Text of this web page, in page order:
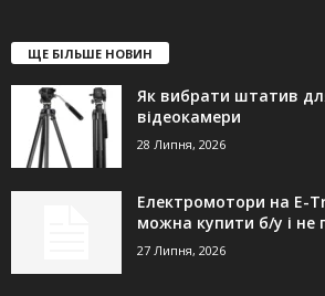
ЩЕ БІЛЬШЕ НОВИН
Як вибрати штатив
відеокамери
28 Липня, 2026
Електромотори на E-
можна купити б/у і не
27 Липня, 2026